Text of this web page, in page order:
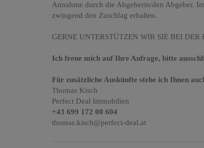
Annahme durch die Abgeberin/den Abgeber.
zwingend den Zuschlag erhalten.
GERNE UNTERSTÜTZEN WIR SIE BEI DER
Ich freue mich auf Ihre Anfrage, bitte
Für zusätzliche Auskünfte stehe ich Ihnen
Thomas Kisch
Perfect Deal Immobilien
+43 699 172 00 604
thomas.kisch@perfect-deal.at